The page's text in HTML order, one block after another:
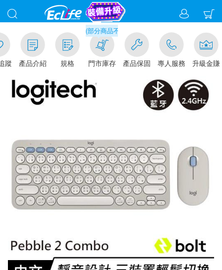
蹤 產品介紹 規格
滿千元門市取貨現折1%(部分商品不適用)-請點我看
門市庫存 產品保固 專人服務 升級金賺